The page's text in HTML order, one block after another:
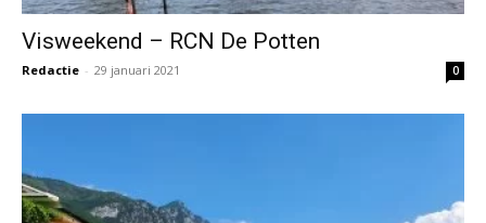
Visweekend – RCN De Potten
Redactie - 29 januari 2021 0